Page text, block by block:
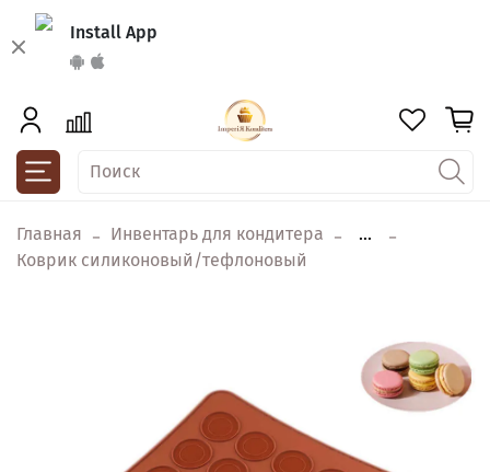
Install App
Главная Инвентарь для кондитера
...
Коврик силиконовый/тефлоновый